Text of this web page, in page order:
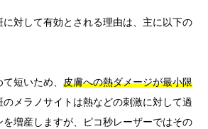
に対して有効とされる理由は、主に以下の
短いため、 皮膚への熱ダメージが最小限
のメラノサイトは熱などの刺激に対して過
増産しますが、ピコ秒レーザーではその